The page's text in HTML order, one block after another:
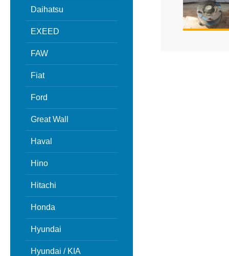
Daihatsu
EXEED
FAW
Fiat
Ford
Great Wall
Haval
Hino
Hitachi
Honda
Hyundai
Hyundai / KIA